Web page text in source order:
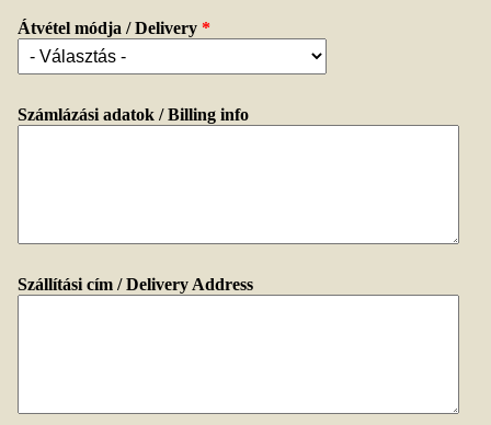
Átvétel módja / Delivery *
Számlázási adatok / Billing info
Szállítási cím / Delivery Address